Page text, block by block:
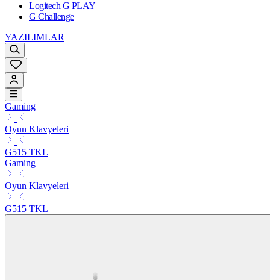
Logitech G PLAY
G Challenge
YAZILIMLAR
Gaming
Oyun Klavyeleri
G515 TKL
Gaming
Oyun Klavyeleri
G515 TKL